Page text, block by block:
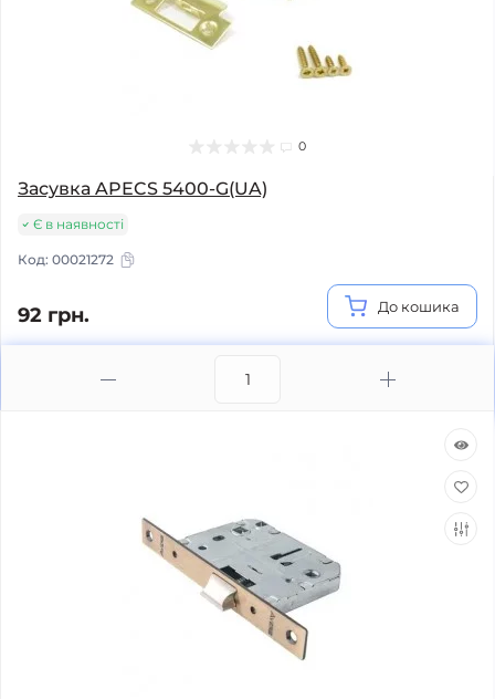
0
Засувка APECS 5400-G(UA)
Є в наявності
Код: 00021272
92 грн. До кошика